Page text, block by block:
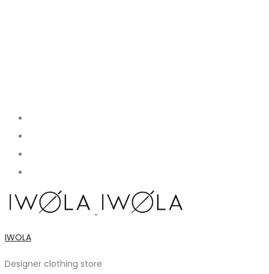
IWOLA
Designer clothing store